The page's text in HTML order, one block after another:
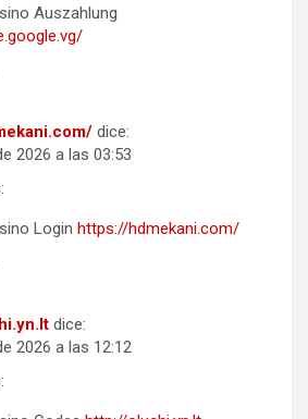
Auszahlung
dice:
2026 a las 03:53
Login https://hdmekani.com/
dice:
2026 a las 12:12